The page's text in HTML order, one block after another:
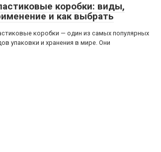
коробки: виды,
и как выбрать
коробки — один из самых популярных
упаковки и хранения в мире. Они